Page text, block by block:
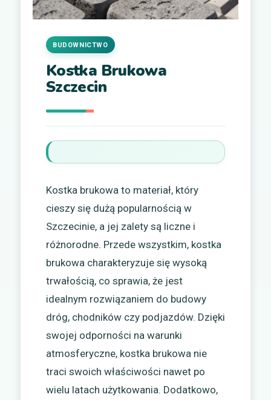
Kostka Brukowa
Szczecin
BUDOWNICTWO
Kostka brukowa to materiał, który
cieszy się dużą popularnością w
Szczecinie, a jej zalety są liczne i
różnorodne. Przede wszystkim, kostka
brukowa charakteryzuje się wysoką
trwałością, co sprawia, że jest
idealnym rozwiązaniem do budowy
dróg, chodników czy podjazdów. Dzięki
swojej odporności na warunki
atmosferyczne, kostka brukowa nie
traci swoich właściwości nawet po
wielu latach użytkowania. Dodatkowo,